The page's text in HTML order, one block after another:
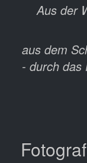
Aus der
aus dem
- durch das